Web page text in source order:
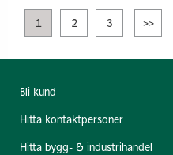
1 2 3 >>
Bli kund
Hitta kontaktpersoner
Hitta bygg- & industrihandel